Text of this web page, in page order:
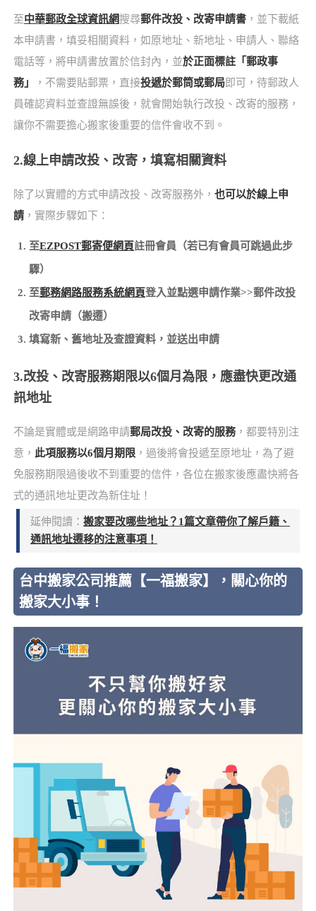
至中華郵政全球資訊網搜尋郵件改投、改寄申請書，並下載紙
本申請書，填妥相關資料，如原地址、新地址、申請人、聯絡
電話等，將申請書放置於信封內，並於正面標註「郵政事
務」
，不需要貼郵票，直接投遞於郵筒或郵局即可，待郵政人
員確認資料並查證無誤後，就會開始執行改投、改寄的服務，
讓你不需要擔心搬家後重要的信件會收不到。
2.線上申請改投、改寄，填寫相關資料
除了以實體的方式申請改投、改寄服務外， 也可以於線上申
請，實際步驟如下：
至EZPOST郵寄便網頁註冊會員（若已有會員可跳過此步
驟）
至郵務網路服務系統網頁登入並點選申請作業>>郵件改投
改寄申請（搬遷）
填寫新、舊地址及查證資料，並送出申請
3.改投、改寄服務期限以6個月為限，應盡快更改通
訊地址
不論是實體或是網路申請郵局改投、改寄的服務，都要特別注
意， 此項服務以6個月期限，過後將會投遞至原地址，為了避
免服務期限過後收不到重要的信件，各位在搬家後應盡快將各
式的通訊地址更改為新住址！
延伸閱讀：搬家要改哪些地址？1篇文章帶你了解戶籍、
通訊地址遷移的注意事項！
台中搬家公司推薦【一福搬家】，關心你的
搬家大小事！